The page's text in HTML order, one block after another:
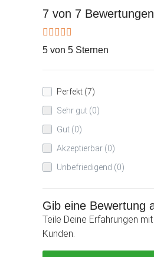
7 von 7 Bewertungen
5 von 5 Sternen
Perfekt (7)
Sehr gut (0)
Gut (0)
Akzeptierbar (0)
Unbefriedigend (0)
Gib eine Bewertung
Teile Deine Erfahrungen
Kunden.